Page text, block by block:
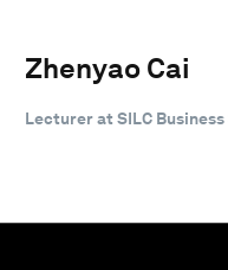
Zhenyao Cai
Lecturer at SILC